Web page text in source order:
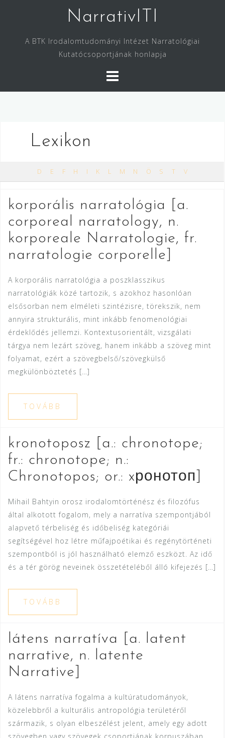
NarrativITI
A BTK Irodalomtudományi Intézet Narratológiai
Kutatócsoportjának honlapja
Lexikon
D E F H I K L M N Ö S T V
korporális narratológia [a.
corporeal narratology, n.
korporeale Narratologie, fr.
narratologie corporelle]
A korporális narratológia a poszklasszikus
narratológiák közé tartozik, s azokhoz hasonlóan
elsősorban nem elméleti szintézisre, törekszik, nem
annyira strukturális, mint inkább fenomenológiai
érdeklődés jellemzi. Kontextusorientált, vizsgálati
tárgya nem lezárt szöveg, hanem inkább a szöveg mint
folyamat, ezért a szövegbelső/szövegkülső
megkülönböztetés […]
TOVÁBB
kronotoposz [a.: chronotope;
fr.: chronotope; n.:
Chronotopos; or.: xронотоп]
Mihail Bahtyin orosz irodalomtörténész és filozófus
által alkotott fogalom, mely a narratíva szempontjából
alapvető térbeliség és időbeliség kategóriái
segítségével hoz létre műfajpoétikai és regénytörténeti
szempontból is jól használható elemző eszközt. Az idő
és a tér görög neveinek összetételéből álló kifejezés […]
TOVÁBB
látens narratíva [a. latent
narrative, n. latente
Narrative]
A látens narratíva fogalma a kultúratudományok,
közelebbről a kulturális antropológia területéről
származik, s olyan elbeszélést jelent, amely egy adott